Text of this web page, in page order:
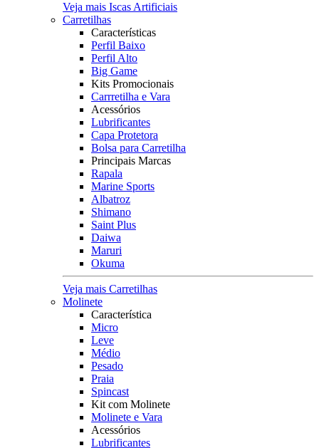
Veja mais Iscas Artificiais
Carretilhas
Características
Perfil Baixo
Perfil Alto
Big Game
Kits Promocionais
Carrretilha e Vara
Acessórios
Lubrificantes
Capa Protetora
Bolsa para Carretilha
Principais Marcas
Rapala
Marine Sports
Albatroz
Shimano
Saint Plus
Daiwa
Maruri
Okuma
Veja mais Carretilhas
Molinete
Característica
Micro
Leve
Médio
Pesado
Praia
Spincast
Kit com Molinete
Molinete e Vara
Acessórios
Lubrificantes